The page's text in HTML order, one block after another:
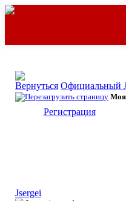
Официальный
Регистрация
Jsergei